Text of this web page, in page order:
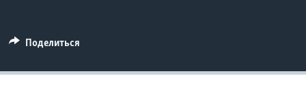
Поделиться